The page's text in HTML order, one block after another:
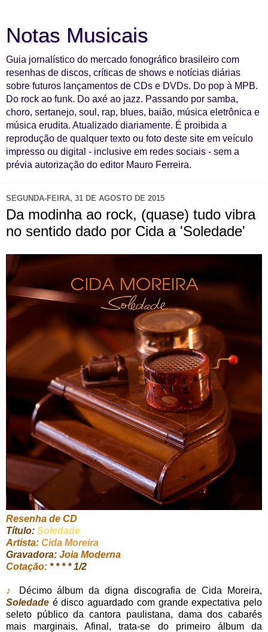
Notas Musicais
Guia jornalístico do mercado fonográfico brasileiro com
resenhas de discos, críticas de shows e notícias diárias
sobre futuros lançamentos de CDs e DVDs. Do pop à MPB.
Do rock ao funk. Do axé ao jazz. Passando por samba,
choro, sertanejo, soul, rap, blues, baião, música eletrônica e
música erudita. Atualizado diariamente. É proibida a
reprodução de qualquer texto ou foto deste site em veículo
impresso ou digital - inclusive em redes sociais - sem a
prévia autorização do editor Mauro Ferreira.
SEGUNDA-FEIRA, 31 DE AGOSTO DE 2015
Da modinha ao rock, (quase) tudo vibra
no sentido dado por Cida a 'Soledade'
Resenha de CD
Título: Soledade
Artista: Cida Moreira
Gravadora: Joia Moderna
Cotação: * * * * 1/2
♪
Décimo álbum da digna discografia de Cida Moreira,
Soledade é disco aguardado com grande expectativa pelo
seleto público da cantora paulistana, dama dos cabarés
mais marginais. Afinal, trata-se do primeiro álbum da